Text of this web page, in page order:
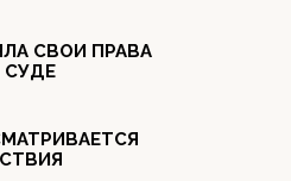
СВОИ ПРАВА